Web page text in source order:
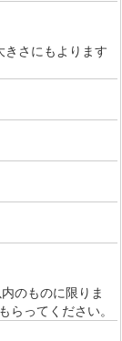
きさにもよります
のものに限りま
らってください。